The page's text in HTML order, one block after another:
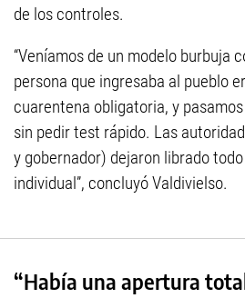
de los controles.
“Veníamos de un modelo burbuja
persona que ingresaba al pueblo
cuarentena obligatoria, y
sin pedir test rápido. Las
y gobernador) dejaron librado
individual”, concluyó Valdivielso.
“Había una apertura